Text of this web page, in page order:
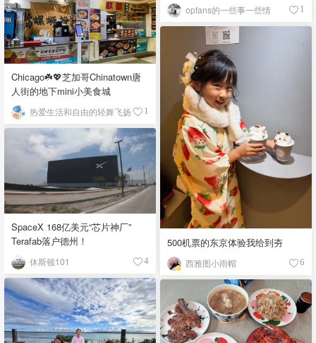
opfans的一些事一些情 1
Chicago☘️💖芝加哥Chinatown唐
人街的地下mini小美食城
热爱生活和自由的轻舞飞扬 1
500机票的东京体验我给到夯
西雅图小雨帽 6
SpaceX 168亿美元“芯片神厂”
Terafab落户德州！
休斯顿101 4